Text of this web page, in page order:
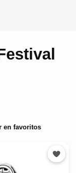
en favoritos